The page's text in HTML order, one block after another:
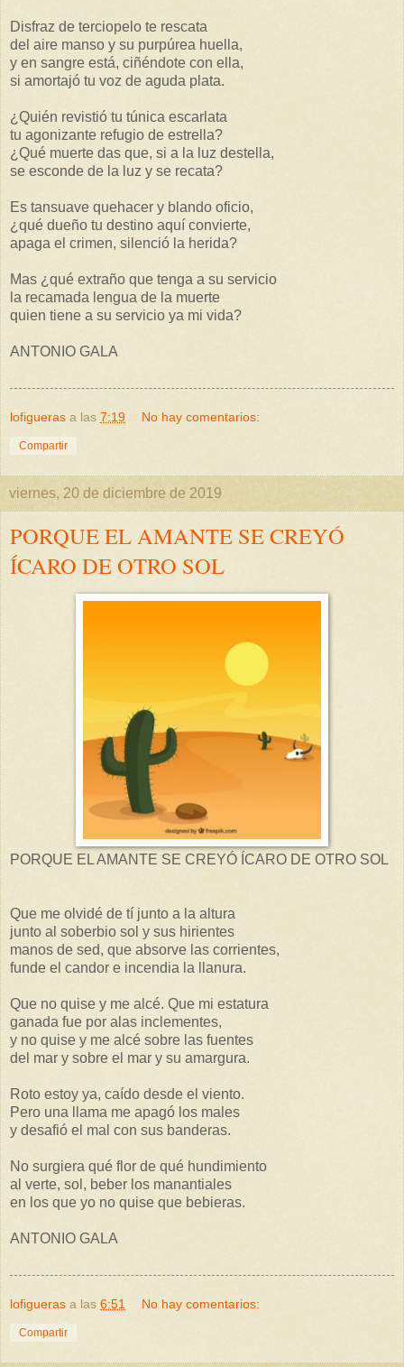
Disfraz de terciopelo te rescata
del aire manso y su purpúrea huella,
y en sangre está, ciñéndote con ella,
si amortajó tu voz de aguda plata.
¿Quién revistió tu túnica escarlata
tu agonizante refugio de estrella?
¿Qué muerte das que, si a la luz destella,
se esconde de la luz y se recata?
Es tansuave quehacer y blando oficio,
¿qué dueño tu destino aquí convierte,
apaga el crimen, silenció la herida?
Mas ¿qué extraño que tenga a su servicio
la recamada lengua de la muerte
quien tiene a su servicio ya mi vida?
ANTONIO GALA
lofigueras a las 7:19 No hay comentarios:
Compartir
viernes, 20 de diciembre de 2019
PORQUE EL AMANTE SE CREYÓ
ÍCARO DE OTRO SOL
PORQUE EL AMANTE SE CREYÓ ÍCARO DE OTRO SOL
Que me olvidé de tí junto a la altura
junto al soberbio sol y sus hirientes
manos de sed, que absorve las corrientes,
funde el candor e incendia la llanura.
Que no quise y me alcé. Que mi estatura
ganada fue por alas inclementes,
y no quise y me alcé sobre las fuentes
del mar y sobre el mar y su amargura.
Roto estoy ya, caído desde el viento.
Pero una llama me apagó los males
y desafió el mal con sus banderas.
No surgiera qué flor de qué hundimiento
al verte, sol, beber los manantiales
en los que yo no quise que bebieras.
ANTONIO GALA
lofigueras a las 6:51 No hay comentarios:
Compartir